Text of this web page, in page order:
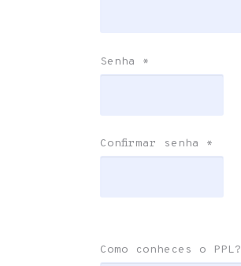
Senha *
Confirmar senha *
Como conheces o PPL?